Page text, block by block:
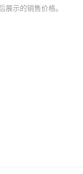
示的销售价格。